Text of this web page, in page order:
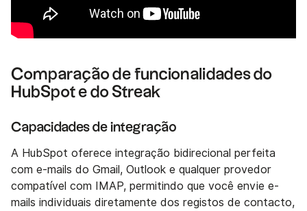
Comparação de funcionalidades do
HubSpot e do Streak
Capacidades de integração
A HubSpot oferece integração bidirecional perfeita
com e-mails do Gmail, Outlook e qualquer provedor
compatível com IMAP, permitindo que você envie e-
mails individuais diretamente dos registos de contacto,